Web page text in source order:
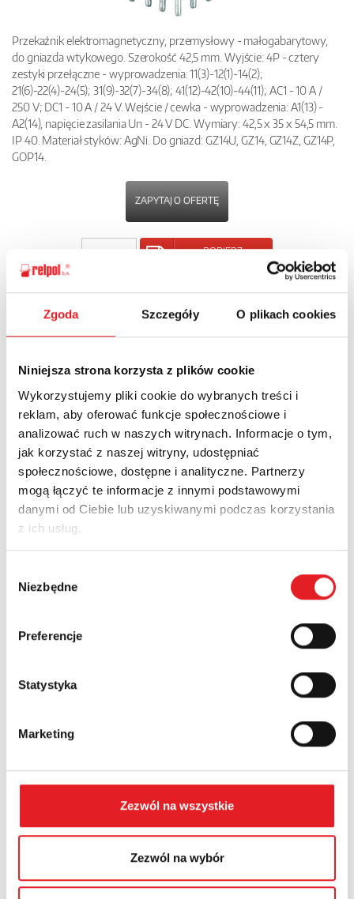
Zgoda Szczegóły O plikach cookies
Niniejsza strona korzysta z plików cookie
Wykorzystujemy pliki cookie do wybranych treści i
reklam, aby oferować funkcje społecznościowe i
analizować ruch w naszych witrynach. Informacje o tym,
jak korzystać z naszej witryny, udostępniać
społecznościowe, dostępne i analityczne. Partnerzy
mogą łączyć te informacje z innymi podstawowymi
danymi od Ciebie lub uzyskiwanymi podczas korzystania
z ich usług.
zgody
Niezbędne
Preferencje
Statystyka
Marketing
Zezwól na wszystkie
Zezwól na wybór
Przekaźnik elektromagnetyczny, przemysłowy - małogabarytowy,
do gniazda wtykowego. Szerokość 42,5 mm. Wyjście: 4P - cztery
zestyki przełączne - wyprowadzenia: 11(3)-12(1)-14(2);
21(6)-22(4)-24(5); 31(9)-32(7)-34(8); 41(12)-42(10)-44(11); AC1 - 10 A /
250 V; DC1 - 10 A / 24 V. Wejście / cewka - wyprowadzenia: A1(13) -
A2(14), napięcie zasilania Un - 24 V DC. Wymiary: 42,5 x 35 x 54,5 mm.
IP 40. Materiał styków: AgNi. Do gniazd: GZ14U, GZ14, GZ14Z, GZ14P,
GOP14.
ZAPYTAJ O OFERTĘ
POBIERZ
POWRÓT
Zapytaj o szczegóły oferty
Imię i nazwisko: *
Adres e-mail: *
Numer telefonu:
Województwo:
Wyrażam zgodę na przetwarzanie moich danych
osobowych przez Relpol S.A. Więcej informacji na